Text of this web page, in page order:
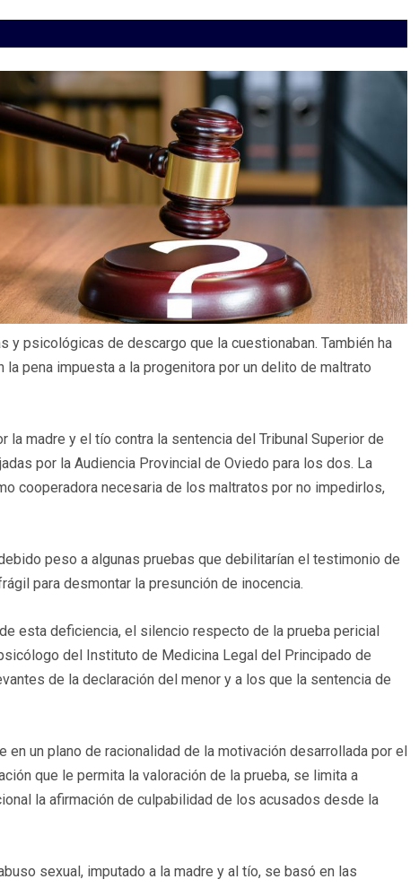
psicológicas de descargo que la cuestionaban. También ha
pena impuesta a la progenitora por un delito de maltrato
madre y el tío contra la sentencia del Tribunal Superior de
por la Audiencia Provincial de Oviedo para los dos. La
cooperadora necesaria de los maltratos por no impedirlos,
peso a algunas pruebas que debilitarían el testimonio de
para desmontar la presunción de inocencia.
esta deficiencia, el silencio respecto de la prueba pericial
del Instituto de Medicina Legal del Principado de
de la declaración del menor y a los que la sentencia de
un plano de racionalidad de la motivación desarrollada por el
que le permita la valoración de la prueba, se limita a
la afirmación de culpabilidad de los acusados desde la
sexual, imputado a la madre y al tío, se basó en las